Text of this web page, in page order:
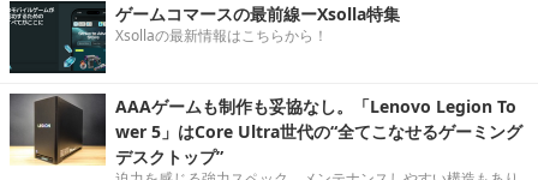
ゲームコマースの最前線ーXsolla特集
Xsollaの最新情報はこちらから！
AAAゲームも制作も妥協なし。「Lenovo Legion To
wer 5」はCore Ultra世代の“全てこなせるゲーミング
デスクトップ”